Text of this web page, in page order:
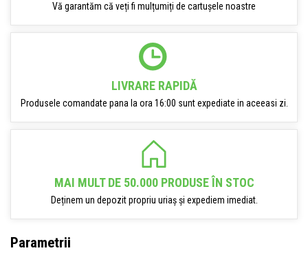
Vă garantăm că veți fi mulțumiți de cartușele noastre
LIVRARE RAPIDĂ
Produsele comandate pana la ora 16:00 sunt expediate in aceeasi zi.
MAI MULT DE 50.000 PRODUSE ÎN STOC
Deținem un depozit propriu uriaș și expediem imediat.
Parametrii